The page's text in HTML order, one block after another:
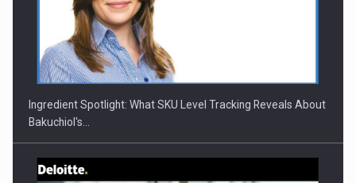
CEO Conference - Shaping The Future - Technology and…
Ingredient Spotlight: What SKU Level Tracking Reveals About
Bakuchiol's…